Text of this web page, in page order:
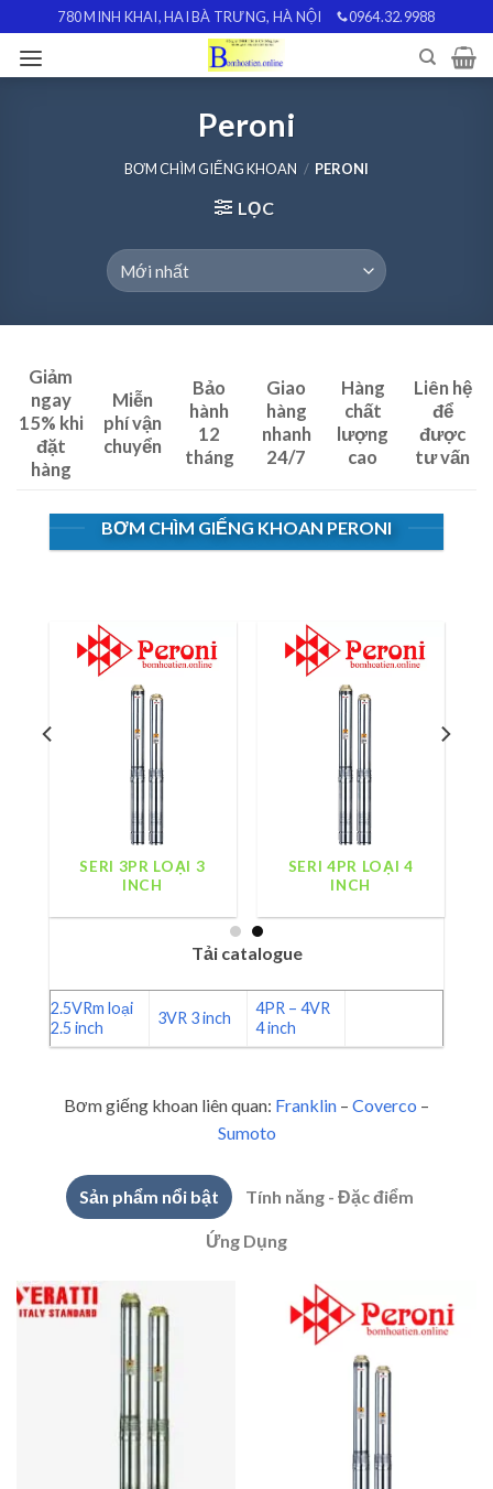
content
780 MINH KHAI, HAI BÀ TRƯNG, HÀ NỘI 0964.32.9988
Peroni
BƠM CHÌM GIẾNG KHOAN / PERONI
LỌC
Giảm
ngay
15% khi
đặt
hàng
Miễn
phí vận
chuyển
Bảo
hành
12
tháng
Giao
hàng
nhanh
24/7
Hàng
chất
lượng
cao
Liên hệ
để
được
tư vấn
BƠM CHÌM GIẾNG KHOAN PERONI
SERI 3PR LOẠI 3
INCH
SERI 4PR LOẠI 4
INCH
Tải catalogue
2.5VRm loại
2.5 inch
3VR 3 inch
4PR – 4VR
4 inch
Bơm giếng khoan liên quan: Franklin – Coverco –
Sumoto
Sản phẩm nổi bật Tính năng - Đặc điểm
Ứng Dụng